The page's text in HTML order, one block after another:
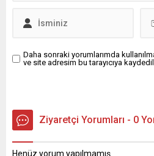
Daha sonraki yorumlarımda
ve site adresim bu tarayıcıya
Ziyaretçi Yorumları - 0
Henüz yorum yapılmamış.